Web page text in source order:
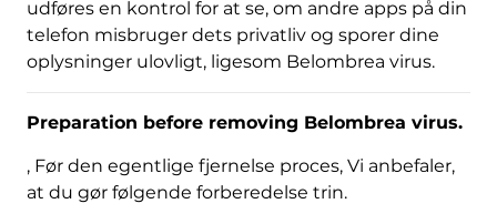
udføres en kontrol for at se, om andre apps på din
telefon misbruger dets privatliv og sporer dine
oplysninger ulovligt, ligesom Belombrea virus.
Preparation before removing Belombrea virus.
, Før den egentlige fjernelse proces, Vi anbefaler,
at du gør følgende forberedelse trin.